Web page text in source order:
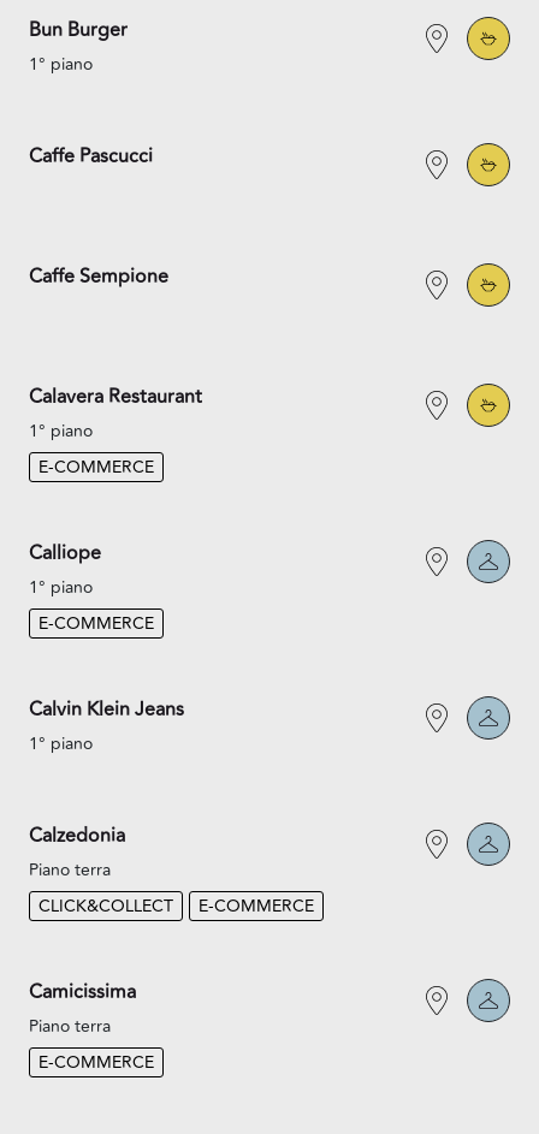
Bun Burger
1° piano
Caffe Pascucci
Caffe Sempione
Calavera Restaurant
1° piano
E-COMMERCE
Calliope
1° piano
E-COMMERCE
Calvin Klein Jeans
1° piano
Calzedonia
Piano terra
CLICK&COLLECT
E-COMMERCE
Camicissima
Piano terra
E-COMMERCE